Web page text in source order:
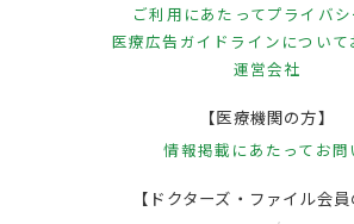
ご利用にあたってプライバ
医療広告ガイドラインについて
運営会社
【医療機関の方】
情報掲載にあたって お問
【ドクターズ・ファイル会員